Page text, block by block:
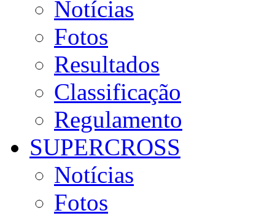
Notícias
Fotos
Resultados
Classificação
Regulamento
SUPERCROSS
Notícias
Fotos